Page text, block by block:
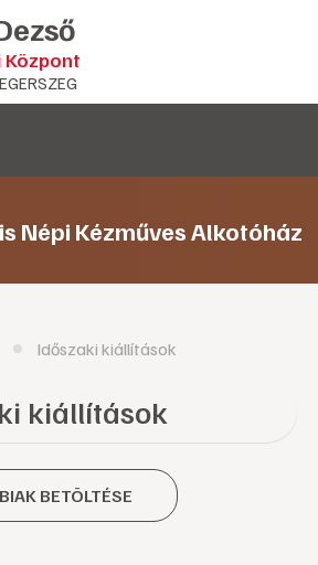
Központ
Népi Kézműves Alkotóház
Időszaki kiállítások
kiállítások
BETÖLTÉSE